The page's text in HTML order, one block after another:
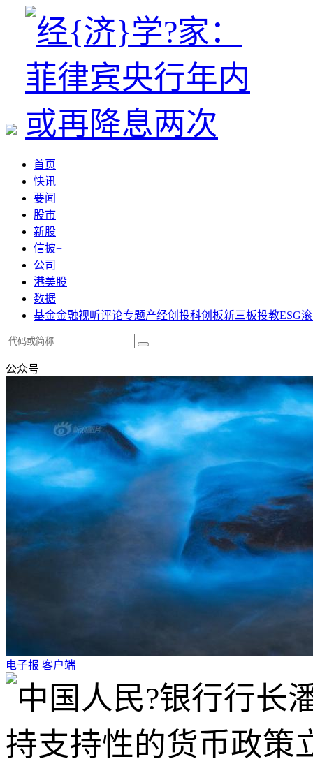
首页
快讯
要闻
股市
新股
信披+
公司
港美股
数据
基金金融视听评论专题产经创投科创板新三板投教ESG
公众号
电子报 客户端